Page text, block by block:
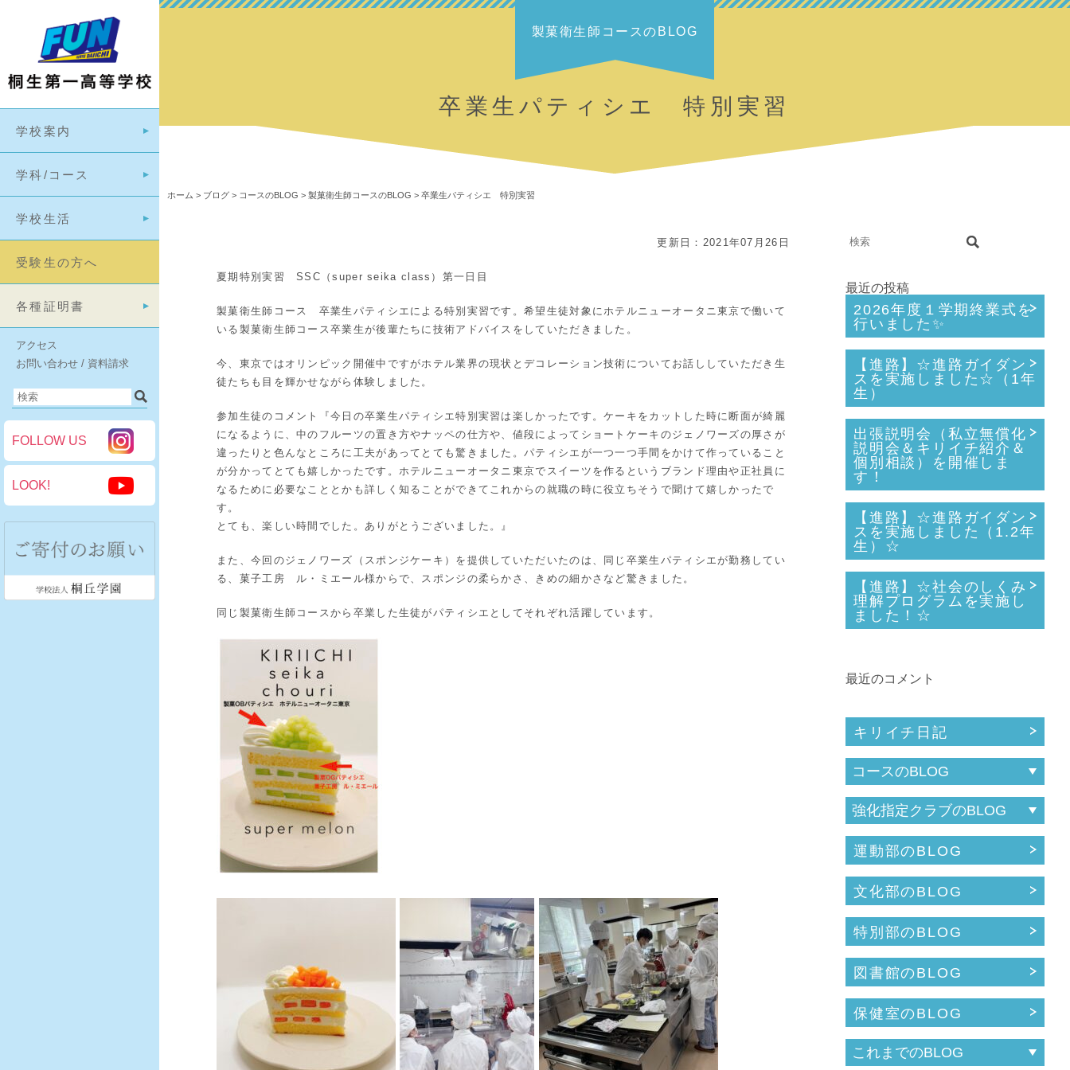
学校案内
学科/コース
学校生活
受験生の方へ
各種証明書
アクセス
お問い合わせ / 資料請求
FOLLOW US
LOOK!
製菓衛生師コースのBLOG
卒業生パティシエ 特別実習
ホーム > ブログ > コースのBLOG > 製菓衛生師コースのBLOG > 卒業生パティシエ 特別実習
更新日：2021年07月26日
夏期特別実習 SSC（super seika class）第一日目
製菓衛生師コース 卒業生パティシエによる特別実習です。希望生徒対象にホテルニューオータニ東京で働いて
いる製菓衛生師コース卒業生が後輩たちに技術アドバイスをしていただきました。
今、東京ではオリンピック開催中ですがホテル業界の現状とデコレーション技術についてお話ししていただき生
徒たちも目を輝かせながら体験しました。
参加生徒のコメント『今日の卒業生パティシエ特別実習は楽しかったです。ケーキをカットした時に断面が綺麗
になるように、中のフルーツの置き方やナッペの仕方や、値段によってショートケーキのジェノワーズの厚さが
違ったりと色んなところに工夫があってとても驚きました。パティシエが一つ一つ手間をかけて作っていること
が分かってとても嬉しかったです。ホテルニューオータニ東京でスイーツを作るというブランド理由や正社員に
なるために必要なこととかも詳しく知ることができてこれからの就職の時に役立ちそうで聞けて嬉しかったで
す。
とても、楽しい時間でした。ありがとうございました。』
また、今回のジェノワーズ（スポンジケーキ）を提供していただいたのは、同じ卒業生パティシエが勤務してい
る、菓子工房 ル・ミエール様からで、スポンジの柔らかさ、きめの細かさなど驚きました。
同じ製菓衛生師コースから卒業した生徒がパティシエとしてそれぞれ活躍しています。
最近の投稿
2026年度１学期終業式を
行いました✨
【進路】☆進路ガイダン
スを実施しました☆（1年
生）
出張説明会（私立無償化
説明会＆キリイチ紹介＆
個別相談）を開催しま
す！
【進路】☆進路ガイダン
スを実施しました（1.2年
生）☆
【進路】☆社会のしくみ
理解プログラムを実施し
ました！☆
最近のコメント
キリイチ日記
運動部のBLOG
文化部のBLOG
特別部のBLOG
図書館のBLOG
保健室のBLOG